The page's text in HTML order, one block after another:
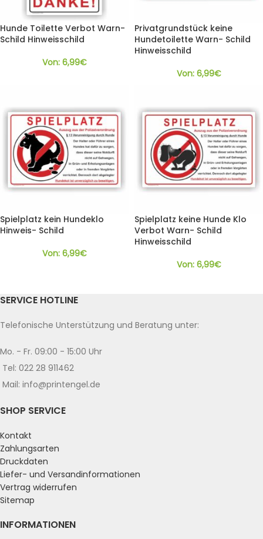
Hunde Toilette Verbot Warn-
Schild Hinweisschild
Von: 6,99€
Privatgrundstück keine
Hundetoilette Warn- Schild
Hinweisschild
Von: 6,99€
Spielplatz kein Hundeklo
Hinweis- Schild
Von: 6,99€
Spielplatz keine Hunde Klo
Verbot Warn- Schild
Hinweisschild
Von: 6,99€
SERVICE HOTLINE
Telefonische Unterstützung und Beratung unter:
Mo. - Fr. 09:00 - 15:00 Uhr
Tel: 022 28 911462
Mail: info@printengel.de
SHOP SERVICE
Kontakt
Zahlungsarten
Druckdaten
Liefer- und Versandinformationen
Vertrag widerrufen
Sitemap
INFORMATIONEN